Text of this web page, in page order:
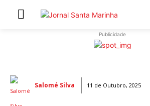
ARTIGOS DE OPINIÃO
Publicidade
Salomé Silva 11 de Outubro, 2025